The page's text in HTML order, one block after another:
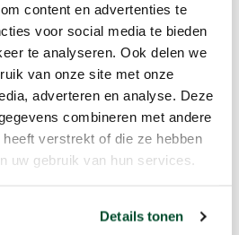
content en advertenties te
voor social media te bieden
te analyseren. Ook delen we
van onze site met onze
adverteren en analyse. Deze
combineren met andere
verstrekt of die ze hebben
uw gebruik van hun services.
Details tonen
gebouwd en
langdurig gebruik, met
lage differentiële druk